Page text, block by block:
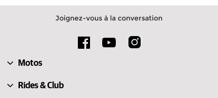
Joignez-vous à la conversation
Motos
Rides & Club